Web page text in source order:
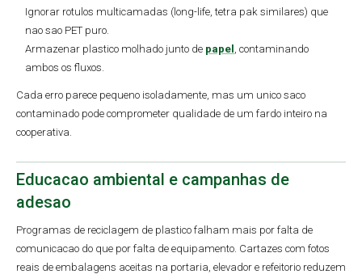
Ignorar rotulos multicamadas (long-life, tetra pak similares) que
nao sao PET puro.
Armazenar plastico molhado junto de papel
, contaminando
ambos os fluxos.
Cada erro parece pequeno isoladamente, mas um unico saco
contaminado pode comprometer qualidade de um fardo inteiro na
cooperativa.
Educacao ambiental e campanhas de
adesao
Programas de reciclagem de plastico falham mais por falta de
comunicacao do que por falta de equipamento. Cartazes com fotos
reais de embalagens aceitas na portaria, elevador e refeitorio reduzem